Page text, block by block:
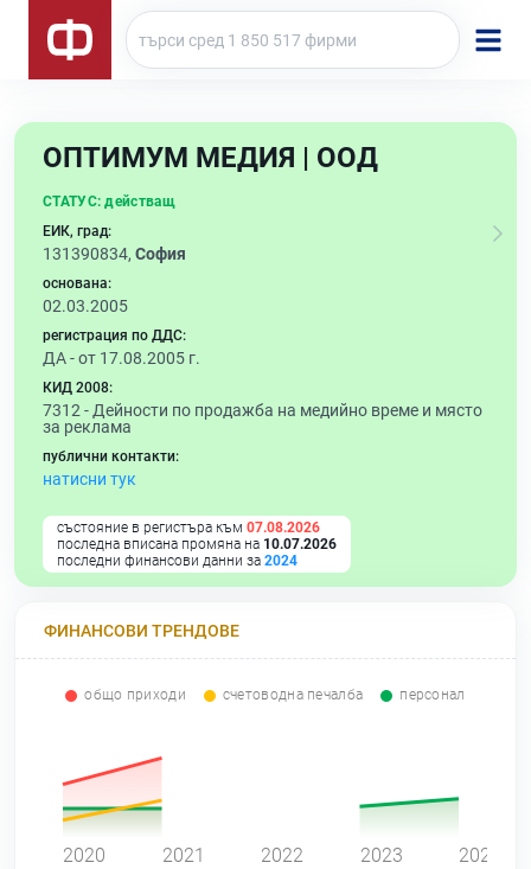
ОПТИМУМ МЕДИЯ | ООД
СТАТУС: действащ
ЕИК, град:
131390834, София
основана:
02.03.2005
регистрация по ДДС:
ДА - от 17.08.2005 г.
КИД 2008:
7312 - Дейности по продажба на медийно време и място
за реклама
публични контакти:
натисни тук
състояние в регистъра към 07.08.2026
последна вписана промяна на 10.07.2026
последни финансови данни за 2024
ФИНАНСОВИ ТРЕНДОВЕ
общо приходи счетоводна печалба персонал
2020 2021 2022 2023 2024